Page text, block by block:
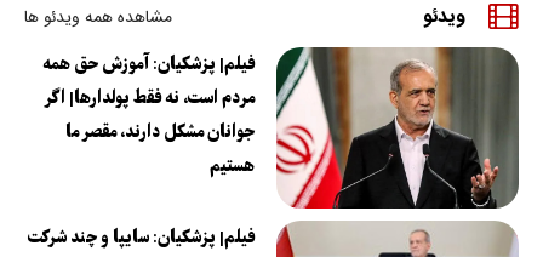
ویدئو مشاهده همه ویدئو ها
فیلم| پزشکیان: آموزش حق همه
مردم است، نه فقط پولدارها| اگر
جوانان مشکل دارند، مقصر ما
هستیم
فیلم| پزشکیان: سایپا و چند شرکت